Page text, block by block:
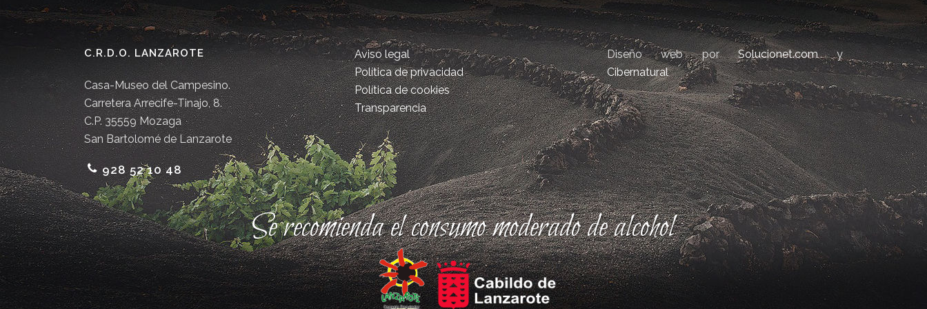
C.R.D.O. LANZAROTE
Casa-Museo del Campesino.
Carretera Arrecife-Tinajo, 8.
C.P. 35559 Mozaga
San Bartolomé de Lanzarote
928 52 10 48
Aviso legal
Política de privacidad
Política de cookies
Transparencia
Diseño web porSolucionet.comy
Cibernatural
Se recomienda el consumo moderado de alcohol